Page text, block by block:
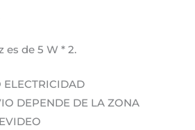
es de 5 W * 2.
ELECTRICIDAD
DEPENDE DE LA ZONA